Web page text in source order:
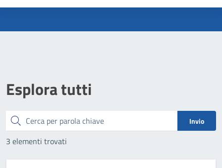
Esplora tutti
Cerca Invio
3 elementi trovati